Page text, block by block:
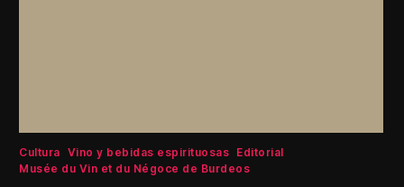
Cultura Vino y bebidas espirituosas Editorial
Musée du Vin et du Négoce de Burdeos